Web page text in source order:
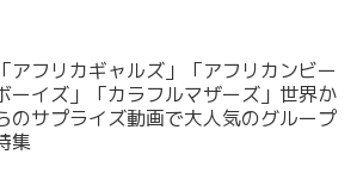
「アフリカギャルズ」「アフリカンビー
ーイズ」「カラフルマザーズ」世界か
のサプライズ動画で大人気のグループ
集